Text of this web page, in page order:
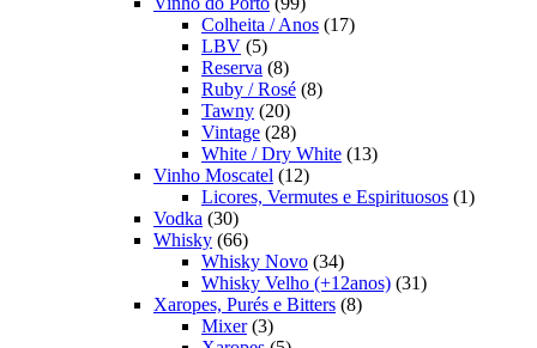
produtos
Colheita / Anos 1717
LBV 55
produtos
Reserva 88
produtos
Ruby / Rosé 88
Tawny 2020
produtos
Vintage 2828
produtos
White / Dry White 1313
Vinho Moscatel 1212
produtos
Licores, Vermutes e Espirituosos 11
Vodka 3030
produtos
Whisky 6666
produtos
Whisky Novo 3434
produtos
Whisky Velho (+12anos) 3131
Xaropes, Purés e Bitters 88
Mixer 33